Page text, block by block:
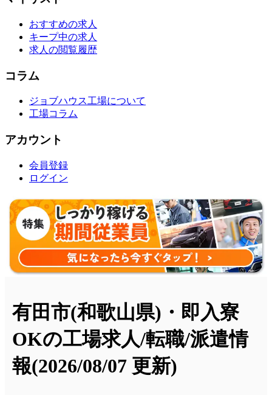
おすすめの求人
キープ中の求人
求人の閲覧履歴
コラム
ジョブハウス工場について
工場コラム
アカウント
会員登録
ログイン
有田市(和歌山県)・即入寮
OKの工場求人/転職/派遣情
報(2026/08/07 更新)